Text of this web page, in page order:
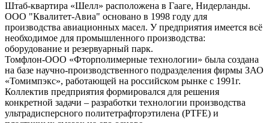
Штаб-квартира «Шелл» расположена в Гааге, Нидерланды.
ООО "Квалитет-Авиа" основано в 1998 году для
производства авиационных масел. У предприятия имеется всё
необходимое для промышленного производства:
оборудование и резервуарный парк.
Томфлон-ООО «Фторполимерные технологии» была создана
на базе научно-производственного подразделения фирмы ЗАО
«Томимпэкс», работающей на российском рынке с 1991г.
Коллектив предприятия формировался для решения
конкретной задачи – разработки технологии производства
ультрадисперсного политетрафторэтилена (PTFE) и